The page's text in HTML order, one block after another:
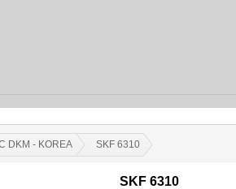
DKM - KOREA SKF 6310
SKF 6310